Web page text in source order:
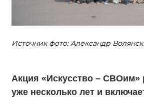
Источник фото: Александр
Акция «Искусство – СВОим»
уже несколько лет и